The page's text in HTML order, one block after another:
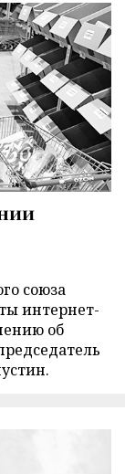
союза
интернет-
об